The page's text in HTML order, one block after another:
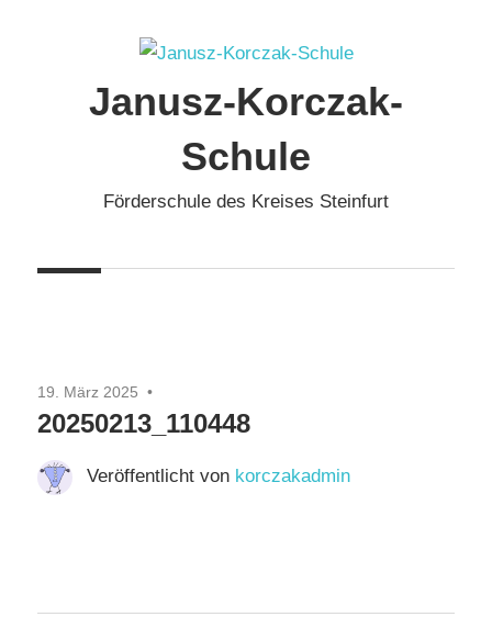
Janusz-Korczak-
Schule
Förderschule des Kreises Steinfurt
19. März 2025
20250213_110448
Veröffentlicht von korczakadmin